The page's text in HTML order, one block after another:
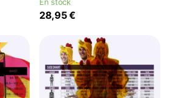
28,95 €